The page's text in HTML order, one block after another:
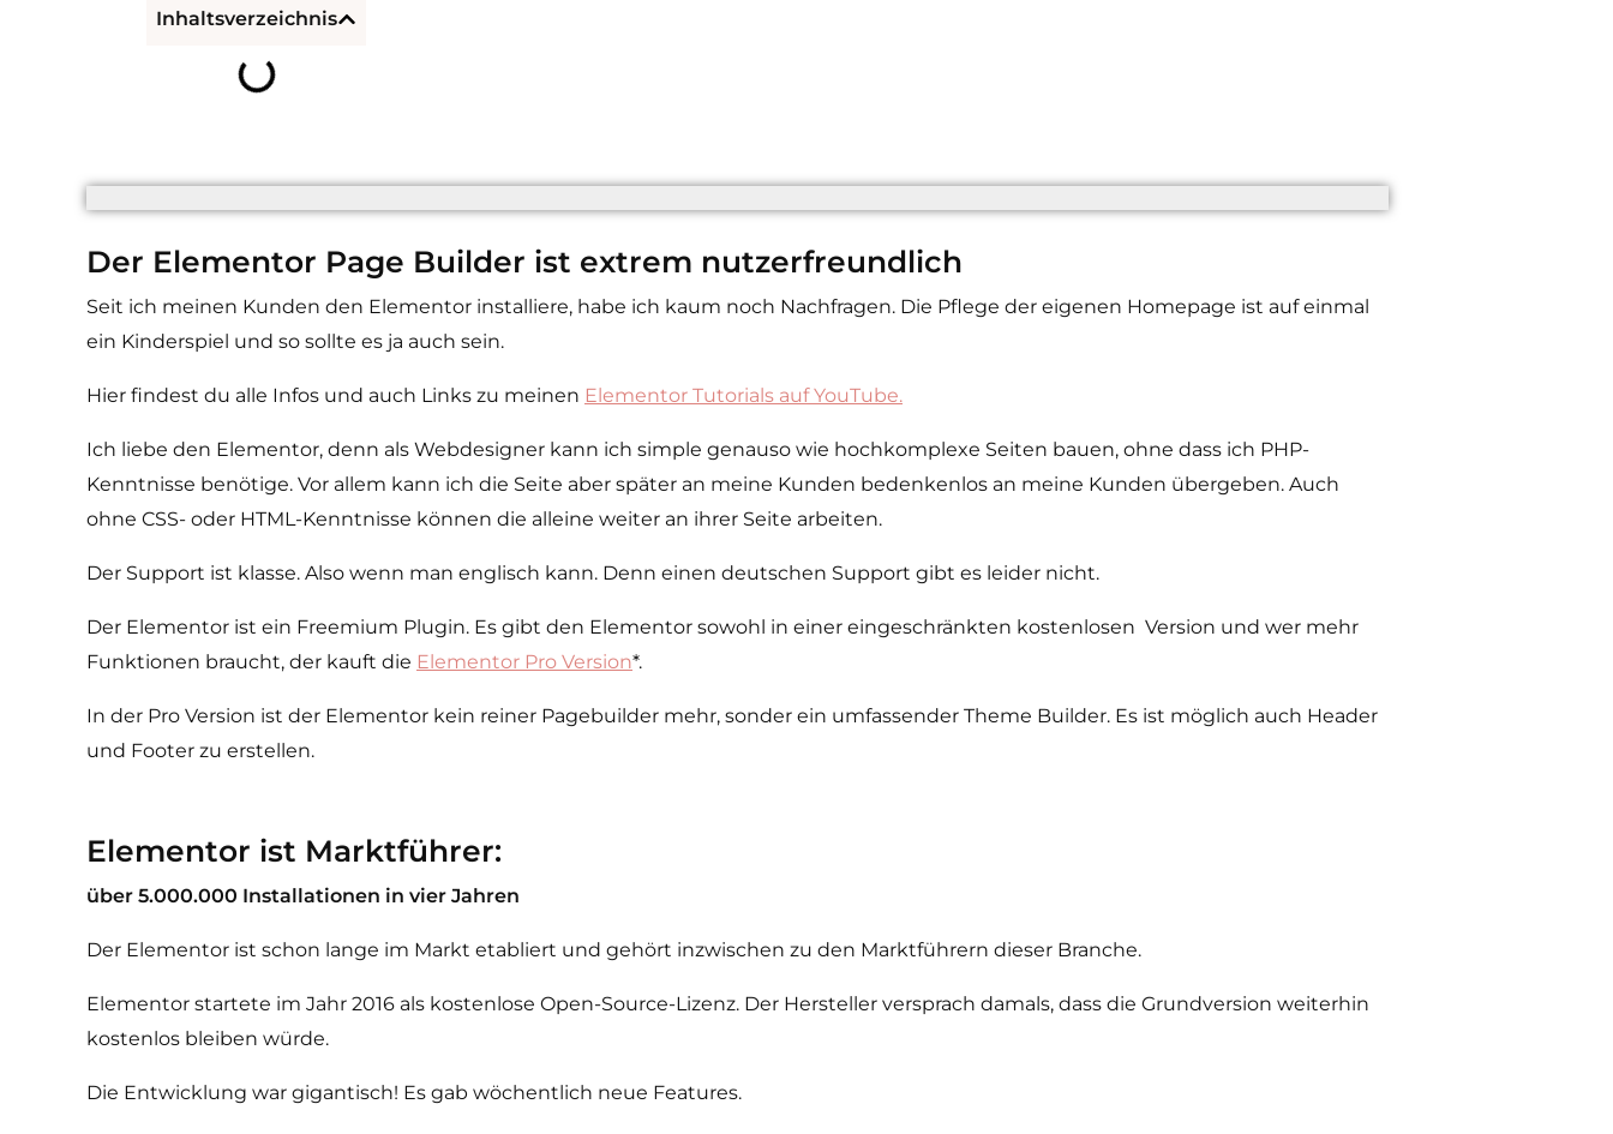
Inhaltsverzeichnis
Der Elementor Page Builder ist extrem nutzerfreundlich
Seit ich meinen Kunden den Elementor installiere, habe ich kaum noch Nachfragen. Die Pflege der eigenen Homepage ist auf einmal
ein Kinderspiel und so sollte es ja auch sein.
Hier findest du alle Infos und auch Links zu meinen Elementor Tutorials auf YouTube.
Ich liebe den Elementor, denn als Webdesigner kann ich simple genauso wie hochkomplexe Seiten bauen, ohne dass ich PHP-
Kenntnisse benötige. Vor allem kann ich die Seite aber später an meine Kunden bedenkenlos an meine Kunden übergeben. Auch
ohne CSS- oder HTML-Kenntnisse können die alleine weiter an ihrer Seite arbeiten.
Der Support ist klasse. Also wenn man englisch kann. Denn einen deutschen Support gibt es leider nicht.
Der Elementor ist ein Freemium Plugin. Es gibt den Elementor sowohl in einer eingeschränkten kostenlosen Version und wer mehr
Funktionen braucht, der kauft die Elementor Pro Version*.
In der Pro Version ist der Elementor kein reiner Pagebuilder mehr, sonder ein umfassender Theme Builder. Es ist möglich auch Header
und Footer zu erstellen.
Elementor ist Marktführer:
über 5.000.000 Installationen in vier Jahren
Der Elementor ist schon lange im Markt etabliert und gehört inzwischen zu den Marktführern dieser Branche.
Elementor startete im Jahr 2016 als kostenlose Open-Source-Lizenz. Der Hersteller versprach damals, dass die Grundversion weiterhin
kostenlos bleiben würde.
Die Entwicklung war gigantisch! Es gab wöchentlich neue Features.